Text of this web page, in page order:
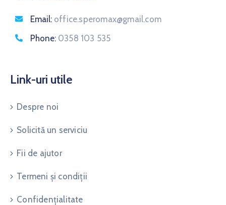
Email: office.speromax@gmail.com
Phone: 0358 103 535
Link-uri utile
Despre noi
Solicită un serviciu
Fii de ajutor
Termeni și condiții
Confidențialitate